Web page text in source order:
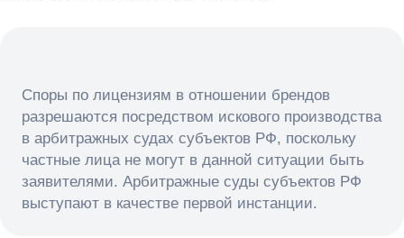
Споры по лицензиям в отношении брендов
разрешаются посредством искового производства
в арбитражных судах субъектов РФ, поскольку
частные лица не могут в данной ситуации быть
заявителями. Арбитражные суды субъектов РФ
выступают в качестве первой инстанции.